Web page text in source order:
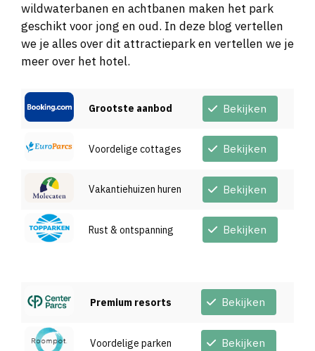
wildwaterbanen en achtbanen maken het park
geschikt voor jong en oud. In deze blog vertellen
we je alles over dit attractiepark en vertellen we je
meer over het hotel.
Grootste aanbod Bekijken
Voordelige cottages Bekijken
Vakantiehuizen huren Bekijken
Rust & ontspanning Bekijken
Premium resorts Bekijken
Voordelige parken Bekijken